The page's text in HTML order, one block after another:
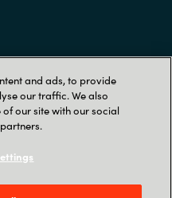
and ads, to provide
our traffic. We also
our site with our social